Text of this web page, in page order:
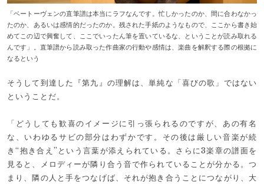
「ベートーヴェンの直筆譜は本当にラフなんです。忙しかったのか、間に合わなかっ
たのか、あるいは感情的だったのか。残された手紙のようなもので、ここから書き始
めてこの辺で興奮して、ここでいったん筆を置いているな、ということが読み取れる
んです」。直筆譜から読み取った作曲家の行動や感情は、楽曲を解釈する際の根拠に
なるという
そうして到達した『第九』の理解は、単純な「喜びの歌」ではない
ということだ。
「どうしても歓喜のイメージに引っ張られるのですが、あの有名
な、いわゆるサビの部分はわずかです。その後は厳しい音楽が続
き“抱き合え”という言葉が添えられている。さらに3楽章の譜面を
見ると、メロディーが隣り合う音で作られていることが分かる。つ
まり、隣の人と手をつなげば、それが抱き合うことにつながり、大